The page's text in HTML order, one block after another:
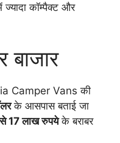
ज्यादा कॉम्पैक्ट और
बाजार
Camper Vans की
के आसपास बताई जा
17 लाख रुपयेके बराबर